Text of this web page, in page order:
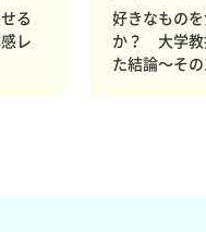
る
レ
好きなもの
か？ 大学教
た結論～そ